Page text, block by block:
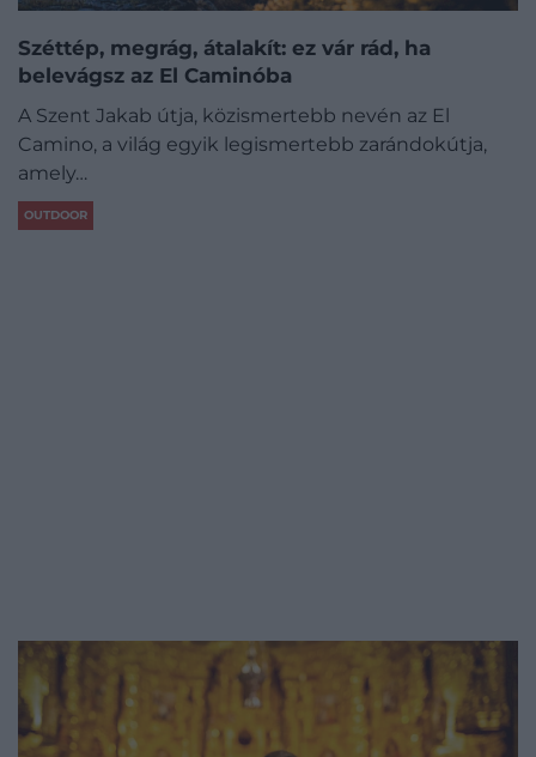
Széttép, megrág, átalakít: ez vár rád, ha
belevágsz az El Caminóba
A Szent Jakab útja, közismertebb nevén az El
Camino, a világ egyik legismertebb zarándokútja,
amely…
OUTDOOR